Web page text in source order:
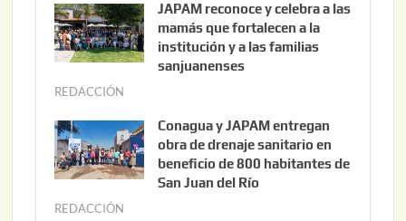
o
s
t
,
2
0
JAPAM reconoce y celebra a las
mamás que fortalecen a la
institución y a las familias
sanjuanenses
REDACCIÓN
n
i
o
Conagua y JAPAM entregan
obra de drenaje sanitario en
beneficio de 800 habitantes de
San Juan del Río
REDACCIÓN